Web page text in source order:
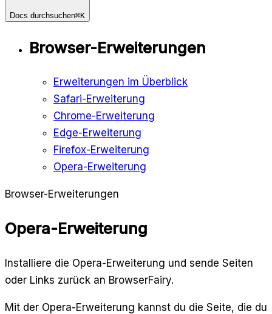
Docs durchsuchen⌘K
Browser-Erweiterungen
Erweiterungen im Überblick
Safari-Erweiterung
Chrome-Erweiterung
Edge-Erweiterung
Firefox-Erweiterung
Opera-Erweiterung
Browser-Erweiterungen
Opera-Erweiterung
Installiere die Opera-Erweiterung und sende Seiten
oder Links zurück an BrowserFairy.
Mit der Opera-Erweiterung kannst du die Seite, die du